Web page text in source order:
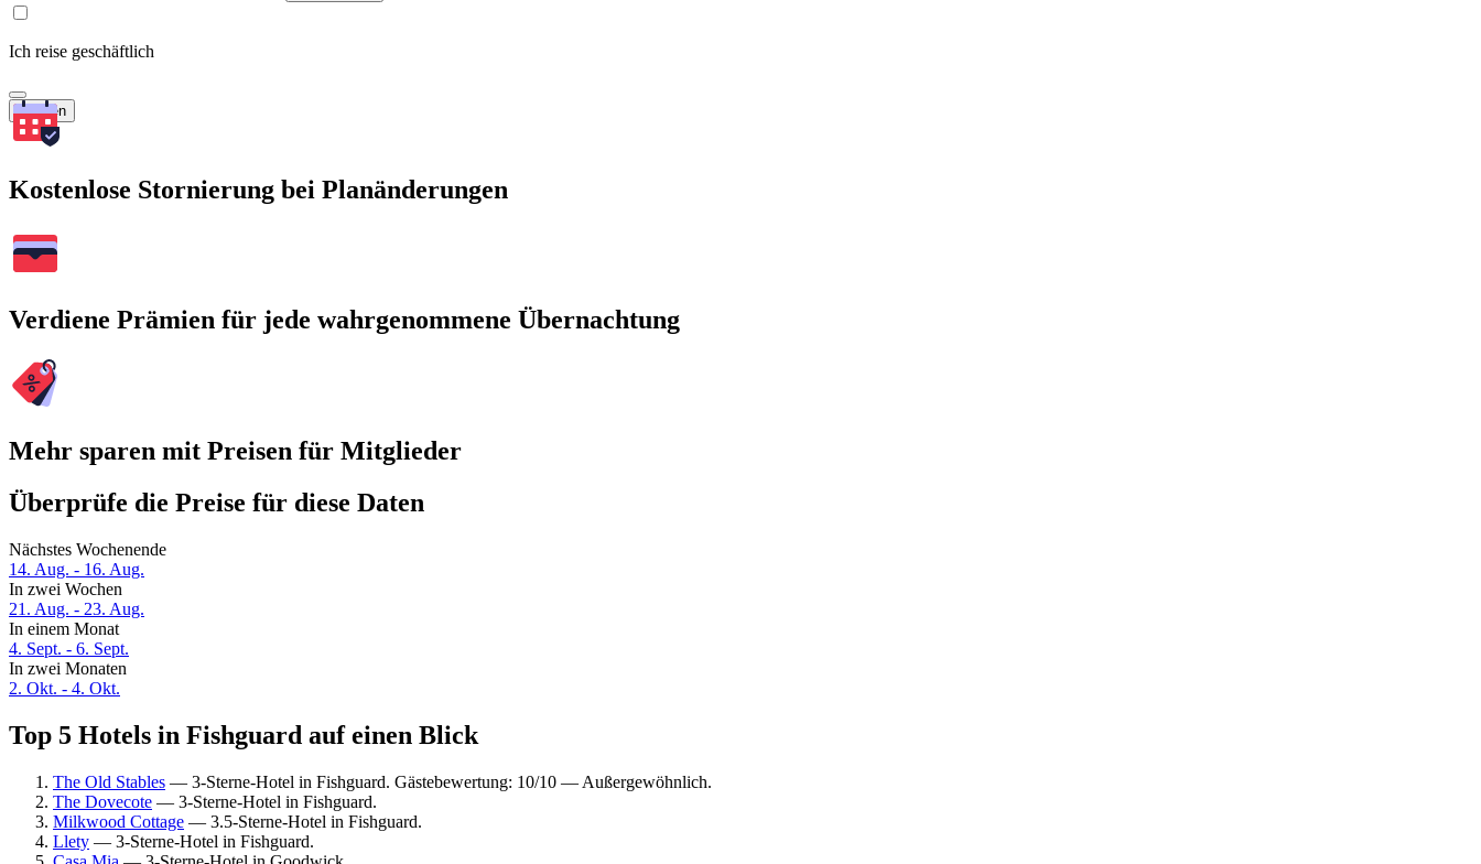
Ich reise geschäftlich
Suchen
Kostenlose Stornierung bei Planänderungen
Verdiene Prämien für jede wahrgenommene Übernachtung
Mehr sparen mit Preisen für Mitglieder
Überprüfe die Preise für diese Daten
Nächstes Wochenende
14. Aug. - 16. Aug.
In zwei Wochen
21. Aug. - 23. Aug.
In einem Monat
4. Sept. - 6. Sept.
In zwei Monaten
2. Okt. - 4. Okt.
Top 5 Hotels in Fishguard auf einen Blick
The Old Stables — 3-Sterne-Hotel in Fishguard. Gästebewertung: 10/10 — Außergewöhnlich.
The Dovecote — 3-Sterne-Hotel in Fishguard.
Milkwood Cottage — 3.5-Sterne-Hotel in Fishguard.
Llety — 3-Sterne-Hotel in Fishguard.